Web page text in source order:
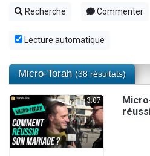
Recherche Commenter
Lecture automatique
Micro-Torah (38 résultats)
3:07